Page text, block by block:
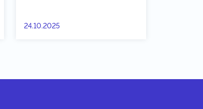
24.10.2025